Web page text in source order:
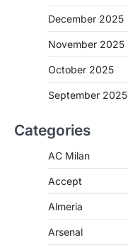
December 2025
November 2025
October 2025
September 2025
Categories
AC Milan
Accept
Almeria
Arsenal